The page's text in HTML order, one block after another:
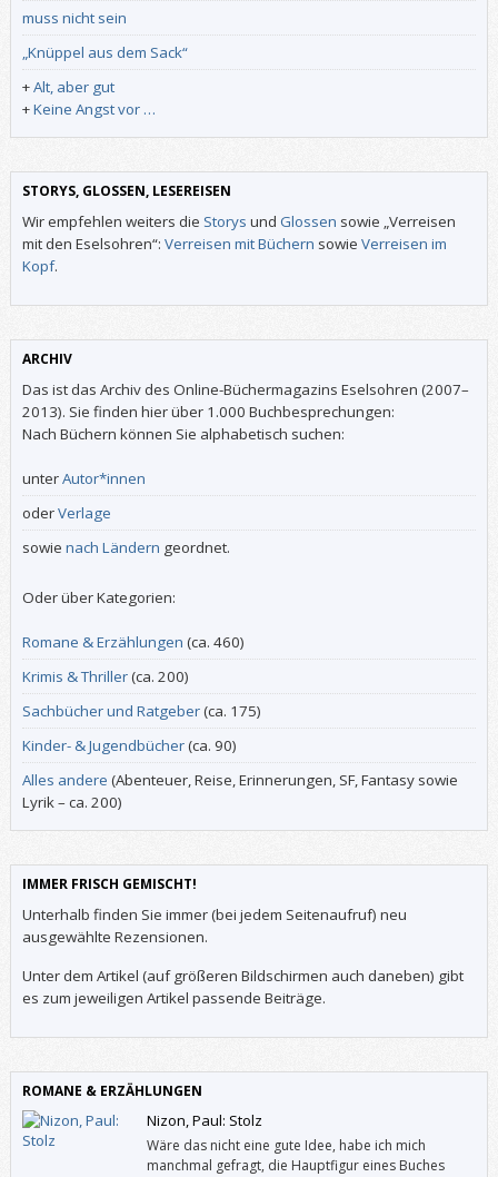
muss nicht sein
„Knüppel aus dem Sack“
+Alt, aber gut
+Keine Angst vor …
STORYS, GLOSSEN, LESEREISEN
Wir empfehlen weiters die Storys und Glossen sowie „Verreisen
mit den Eselsohren“: Verreisen mit Büchern sowie Verreisen im
Kopf.
ARCHIV
Das ist das Archiv des Online-Büchermagazins Eselsohren (2007–
2013). Sie finden hier über 1.000 Buchbesprechungen:
Nach Büchern können Sie alphabetisch suchen:
unterAutor*innen
oderVerlage
sowie nach Ländern geordnet.
Oder über Kategorien:
Romane & Erzählungen (ca. 460)
Krimis & Thriller(ca. 200)
Sachbücher und Ratgeber(ca. 175)
Kinder- & Jugendbücher(ca. 90)
Alles andere (Abenteuer, Reise, Erinnerungen, SF, Fantasy sowie
Lyrik – ca. 200)
IMMER FRISCH GEMISCHT!
Unterhalb finden Sie immer (bei jedem Seitenaufruf) neu
ausgewählte Rezensionen.
Unter dem Artikel (auf größeren Bildschirmen auch daneben) gibt
es zum jeweiligen Artikel passende Beiträge.
ROMANE & ERZÄHLUNGEN
Nizon, Paul: Stolz
Wäre das nicht eine gute Idee, habe ich mich
manchmal gefragt, die Hauptfigur eines Buches